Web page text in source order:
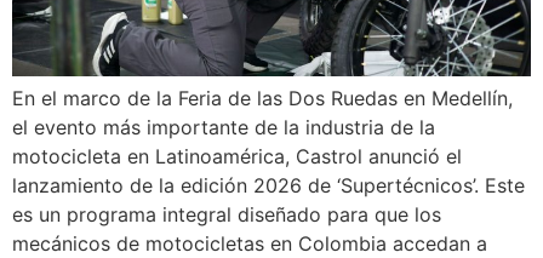
En el marco de la Feria de las Dos Ruedas en Medellín,
el evento más importante de la industria de la
motocicleta en Latinoamérica, Castrol anunció el
lanzamiento de la edición 2026 de ‘Supertécnicos’. Este
es un programa integral diseñado para que los
mecánicos de motocicletas en Colombia accedan a